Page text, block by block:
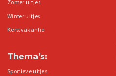
Zomer uitjes
Winter uitjes
Kerstvakantie
Thema’s:
Sportieve uitjes